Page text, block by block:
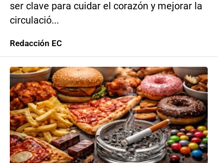
ser clave para cuidar el corazón y mejorar la
circulació...
Redacción EC